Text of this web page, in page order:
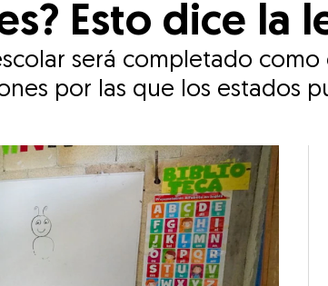
Esto dice la
será completado
por las que los estados